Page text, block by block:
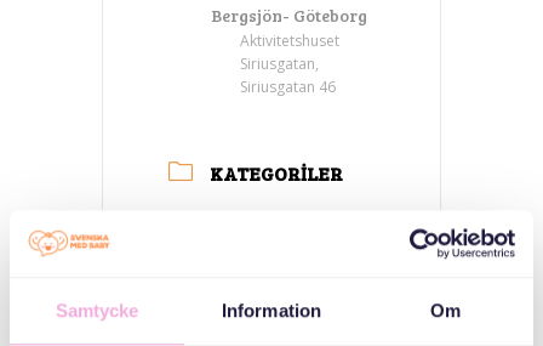
Samtycke Information Om
Bergsjön- Göteborg
Aktivitetshuset
Siriusgatan,
Siriusgatan 46
KATEGORILER
ORGANIZATÖR